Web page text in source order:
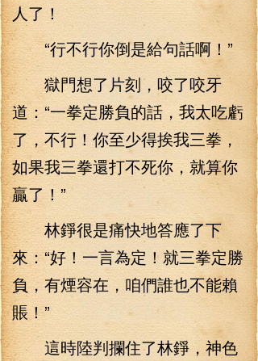
人了！
“行不行你倒是給句話啊！”
獄門想了片刻，咬了咬牙
道：“一拳定勝負的話，我太吃虧
了，不行！你至少得挨我三拳，
如果我三拳還打不死你，就算你
贏了！”
林錚很是痛快地答應了下
來：“好！一言為定！就三拳定勝
負，有煙容在，咱們誰也不能賴
賬！”
這時陸判攔住了林錚，神色